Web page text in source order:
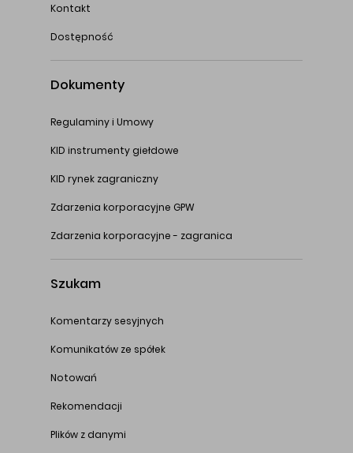
Kontakt
Dostępność
Dokumenty
Regulaminy i Umowy
KID instrumenty giełdowe
KID rynek zagraniczny
Zdarzenia korporacyjne GPW
Zdarzenia korporacyjne - zagranica
Szukam
Komentarzy sesyjnych
Komunikatów ze spółek
Notowań
Rekomendacji
Plików z danymi